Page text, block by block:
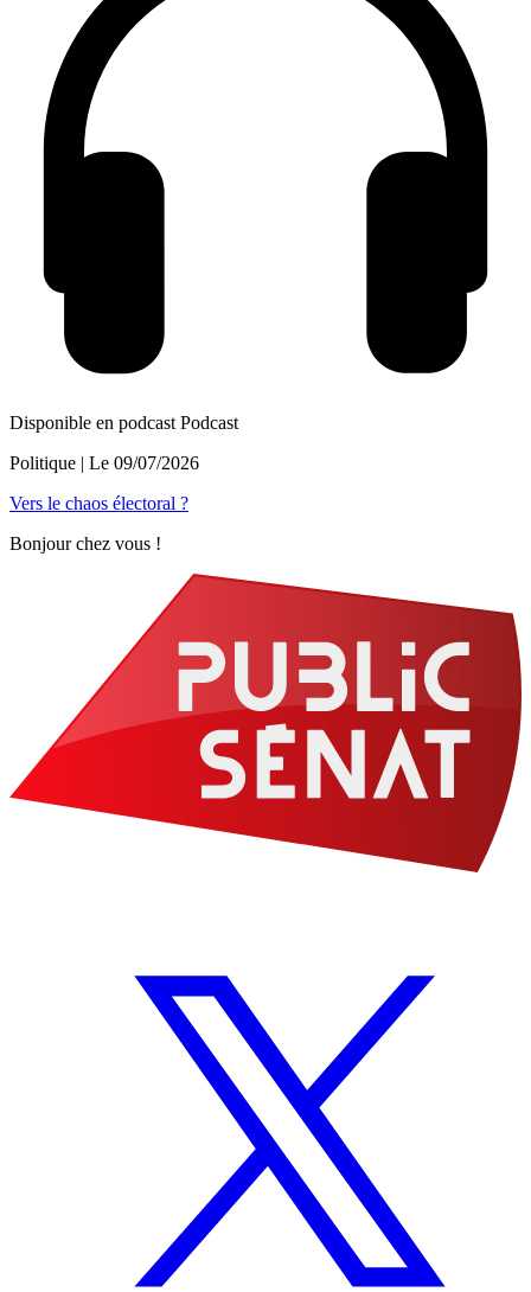
Disponible en podcast Podcast
Politique | Le 09/07/2026
Vers le chaos électoral ?
Bonjour chez vous !